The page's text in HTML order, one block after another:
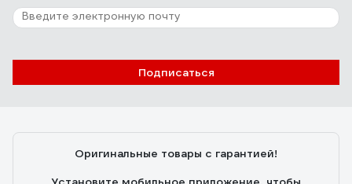
Отзыв о Ryobi ONE+ R18F-0 5133002612
низких оборотах шумит несильно, можно просто
Подписаться
Оригинальные товары с гарантией!